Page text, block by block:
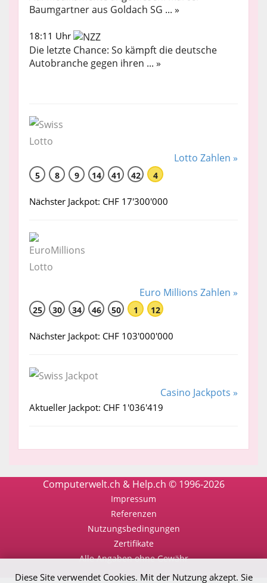
Baumgartner aus Goldach SG ... »
18:11 Uhr
Die letzte Chance: So kämpft die deutsche
Autobranche gegen ihren ... »
Lotto Zahlen »
5 8 9 14 41 42 4
Nächster Jackpot: CHF 17'300'000
Euro Millions Zahlen »
25 30 34 46 50 1 12
Nächster Jackpot: CHF 103'000'000
Casino Jackpots »
Aktueller Jackpot: CHF 1'036'419
Computerwelt.ch & Help.ch © 1996-2026
Impressum
Referenzen
Nutzungsbedingungen
Zertifikate
Alle Angaben ohne Gewähr
Diese Site verwendet Cookies. Mit der Nutzung akzept. Sie